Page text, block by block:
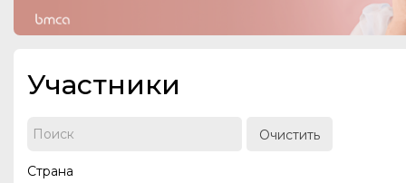
Участники
Очистить
Страна